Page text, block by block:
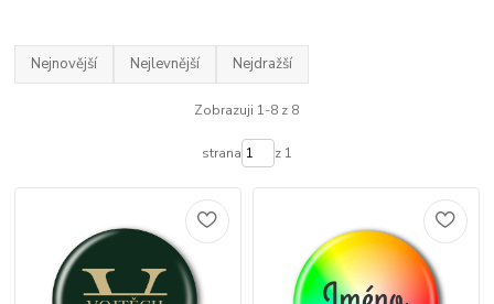
Nejnovější Nejlevnější Nejdražší
Zobrazuji 1-8 z 8
strana z 1